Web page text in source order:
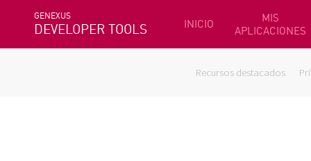
GENEXUS
DEVELOPER TOOLS INICIO
MIS
APLICACIONES
Recursos destacados